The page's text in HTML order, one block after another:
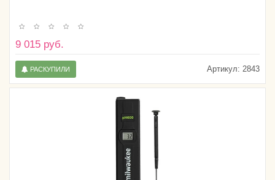
9 015 руб.
Артикул: 2843
РАСКУПИЛИ